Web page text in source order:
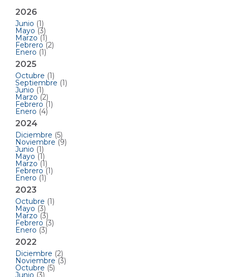
2026
Junio (1)
Mayo (3)
Marzo(1)
Febrero (2)
Enero (1)
2025
Octubre (1)
Septiembre (1)
Junio (1)
Marzo(2)
Febrero (1)
Enero (4)
2024
Diciembre (5)
Noviembre(9)
Junio (1)
Mayo (1)
Marzo(1)
Febrero (1)
Enero (1)
2023
Octubre (1)
Mayo (3)
Marzo(3)
Febrero (3)
Enero (3)
2022
Diciembre (2)
Noviembre(3)
Octubre (5)
Junio (3)